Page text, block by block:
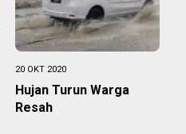
20 OKT 2020
Hujan Turun Warga
Resah